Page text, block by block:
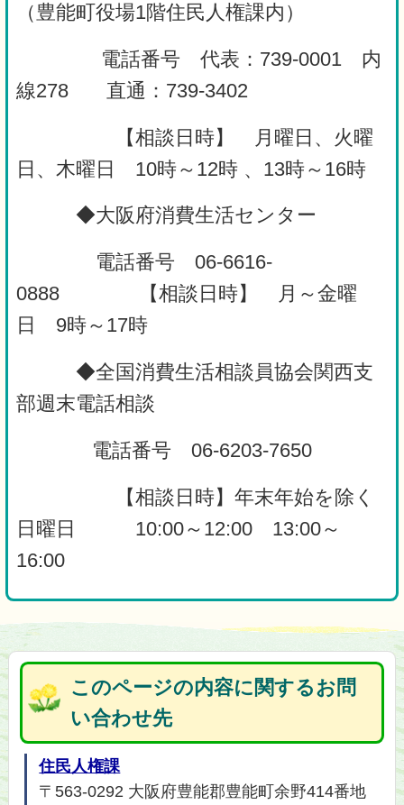
（豊能町役場1階住民人権課内）
電話番号 代表：739-0001 内
線278 直通：739-3402
【相談日時】 月曜日、火曜
日、木曜日 10時～12時 、13時～16時
◆大阪府消費生活センター
電話番号 06-6616-
0888 【相談日時】 月～金曜
日 9時～17時
◆全国消費生活相談員協会関西支
部週末電話相談
電話番号 06-6203-7650
【相談日時】年末年始を除く
日曜日 10:00～12:00 13:00～
16:00
このページの内容に関するお問
い合わせ先
住民人権課
〒563-0292 大阪府豊能郡豊能町余野414番地